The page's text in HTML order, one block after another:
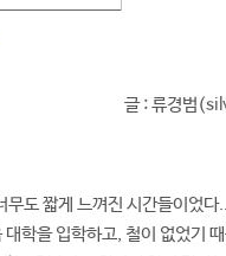
글 : 류경범
도 짧게 느껴진 시간들이었다..
학을 입학하고, 철이 없었기